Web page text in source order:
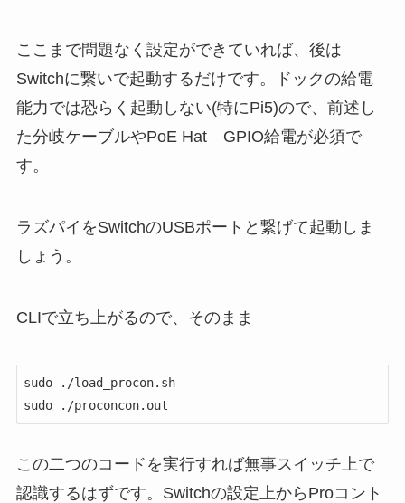
ここまで問題なく設定ができていれば、後は
Switchに繋いで起動するだけです。ドックの給電
能力では恐らく起動しない(特にPi5)ので、前述し
た分岐ケーブルやPoE Hat GPIO給電が必須で
す。
ラズパイをSwitchのUSBポートと繋げて起動しま
しょう。
CLIで立ち上がるので、そのまま
sudo ./load_procon.sh
sudo ./proconcon.out
この二つのコードを実行すれば無事スイッチ上で
認識するはずです。Switchの設定上からProコント